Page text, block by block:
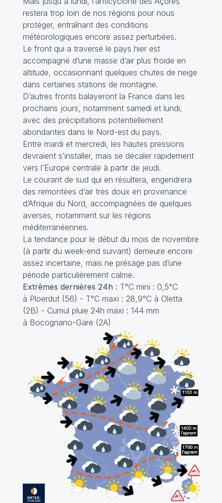
restera trop loin de nos régions pour nous
protéger, entraînant des conditions
météorologiques encore assez perturbées.
Le front qui a traversé le pays hier est
accompagné d’une masse d’air plus froide en
altitude, occasionnant quelques chutes de neige
dans certaines stations de montagne.
D’autres fronts balayeront la France dans les
prochains jours, notamment samedi et lundi,
avec des précipitations potentiellement
abondantes dans le Nord-est du pays.
Entre mardi et mercredi, les hautes pressions
devraient s’installer, mais se décaler rapidement
vers l’Europe centrale à partir de jeudi.
Le courant de sud qui en résultera, engendrera
des remontées d’air très doux en provenance
d’Afrique du Nord, accompagnées de quelques
averses, notamment sur les régions
méditerranéennes.
La tendance pour le début du mois de novembre
(à partir du week-end suivant) demeure encore
assez incertaine, mais ne présage pas d’une
période particulièrement calme.
Extrêmes dernières 24h : T°C mini : 0,5°C
à Ploerdut (56) - T°C maxi : 28,9°C à Oletta
(2B) - Cumul pluie 24h maxi : 144 mm
à Bocognano-Gare (2A)